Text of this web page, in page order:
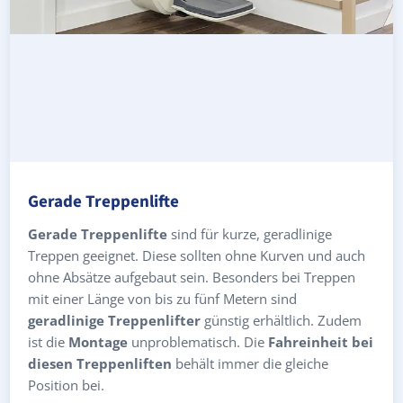
Gerade Treppenlifte
Gerade Treppenlifte sind für kurze, geradlinige
Treppen geeignet. Diese sollten ohne Kurven und auch
ohne Absätze aufgebaut sein. Besonders bei Treppen
mit einer Länge von bis zu fünf Metern sind
geradlinige Treppenlifter günstig erhältlich. Zudem
ist die Montage unproblematisch. Die Fahreinheit bei
diesen Treppenliften behält immer die gleiche
Position bei.